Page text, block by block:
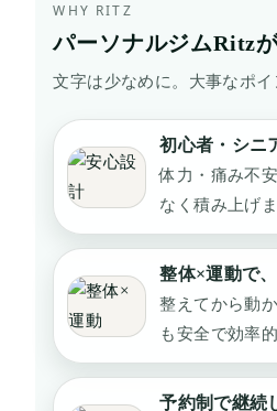
WHY RITZ
パーソナルジムRitz
文字は少なめに。大事なポイ
初心者・シニ
体力・痛み不
なく積み上げま
整体×運動で
整えてから動
も安全で効率的
予約制で継続